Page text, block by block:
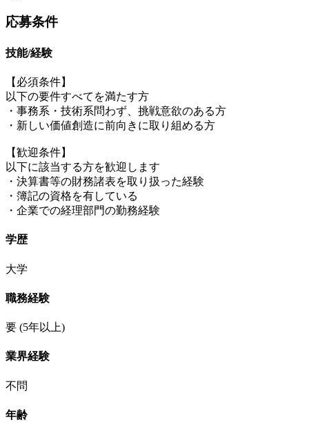
応募条件
技能/経験
【必須条件】
以下の要件すべてを満たす方
・事務系・技術系問わず、挑戦意欲のある方
・新しい価値創造に前向きに取り組める方
【歓迎条件】
以下に該当する方を歓迎します
・決算書等の財務諸表を取り扱った経験
・簿記の資格を有している
・企業での経理部門の勤務経験
学歴
大学
職務経験
要 (5年以上)
業界経験
不問
年齢